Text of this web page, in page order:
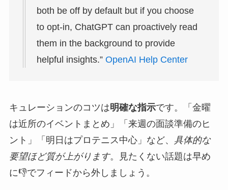
both be off by default but if you choose
to opt-in, ChatGPT can proactively read
them in the background to provide
helpful insights.” OpenAI Help Center
キュレーションのコツは明確な指示です。「金曜
は近所のイベントまとめ」「来週の面談準備のヒ
ント」「明日はプロテニス中心」など、 具体的な
要望ほど質が上がります。見たくない話題は早め
に👎でフィードから外しましょう。